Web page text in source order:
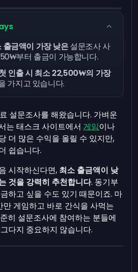
금액이 가장 낮은설문조사 사
부터 출금이 가능합니다.
인출 시 최소 22,500₩의 가장
가지고 있습니다.
설문조사를 해왔습니다. 가벼운
는 태스크 사이트에서 게임이나
더 많은 수익을 올릴 수 있지만,
쉽습니다.
시작하신다면, 최소 출금액이 낮
것을 강력히 추천합니다. 동기부
하고 싶을 수도 있기 때문이죠. 마
만 게임하고 바로 간식을 사먹는
히 설문조사에 참여하는 분들에
다지 중요하지 않습니다.